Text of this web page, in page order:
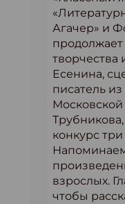
Агачер» и
продолжает
творчества
Есенина,
писатель
Московской
конкурс три
взрослых.
чтобы